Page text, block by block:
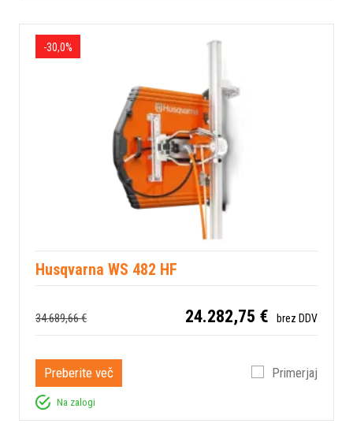
-30,0%
Husqvarna WS 482 HF
34.689,66 € 24.282,75 € brez DDV
Preberite več Primerjaj
Na zalogi